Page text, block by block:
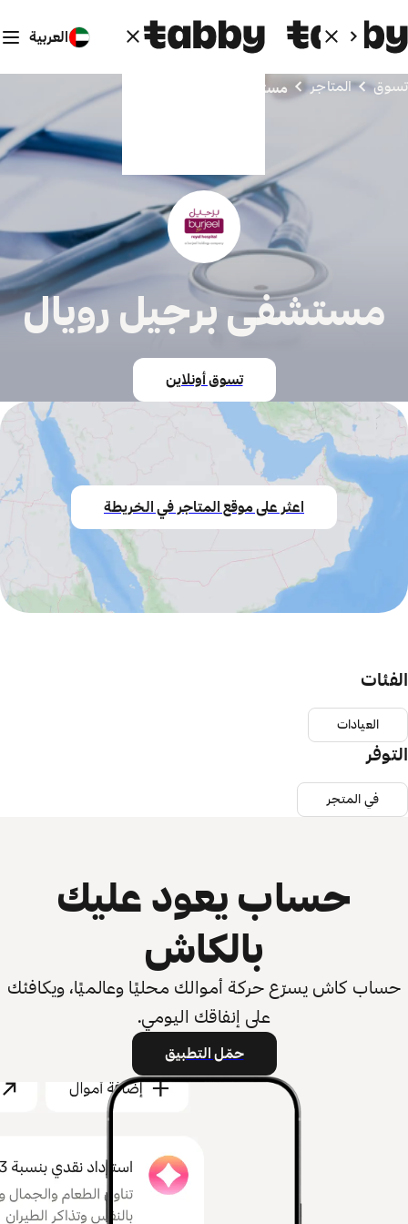
العربية
تسوق المتاجر مستشفى برجيل رويال
مستشفى برجيل رويال
تسوق أونلاين
اعثر على موقع المتاجر في الخريطة
الفئات
العيادات
التوفر
في المتجر
حساب يعود عليك
بالكاش
حساب كاش يسرّع حركة أموالك محليًا وعالميًا، ويكافئك
على إنفاقك اليومي.
حمّل التطبيق